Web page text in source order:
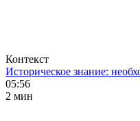
Контекст
Историческое знание:
05:56
2 мин